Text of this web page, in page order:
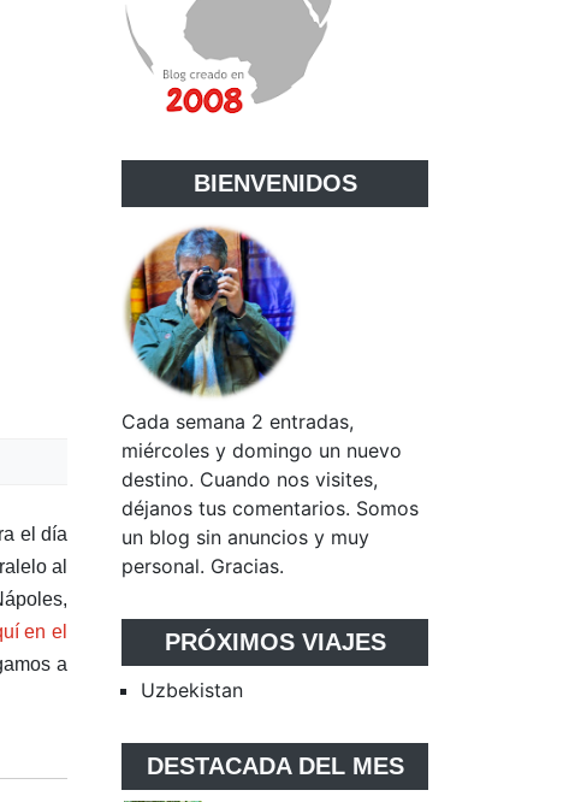
el día
al
en el
a
BIENVENIDOS
Cada semana 2 entradas,
miércoles y domingo un nuevo
destino. Cuando nos visites,
déjanos tus comentarios. Somos
un blog sin anuncios y muy
personal. Gracias.
PRÓXIMOS VIAJES
Uzbekistan
DESTACADA DEL MES